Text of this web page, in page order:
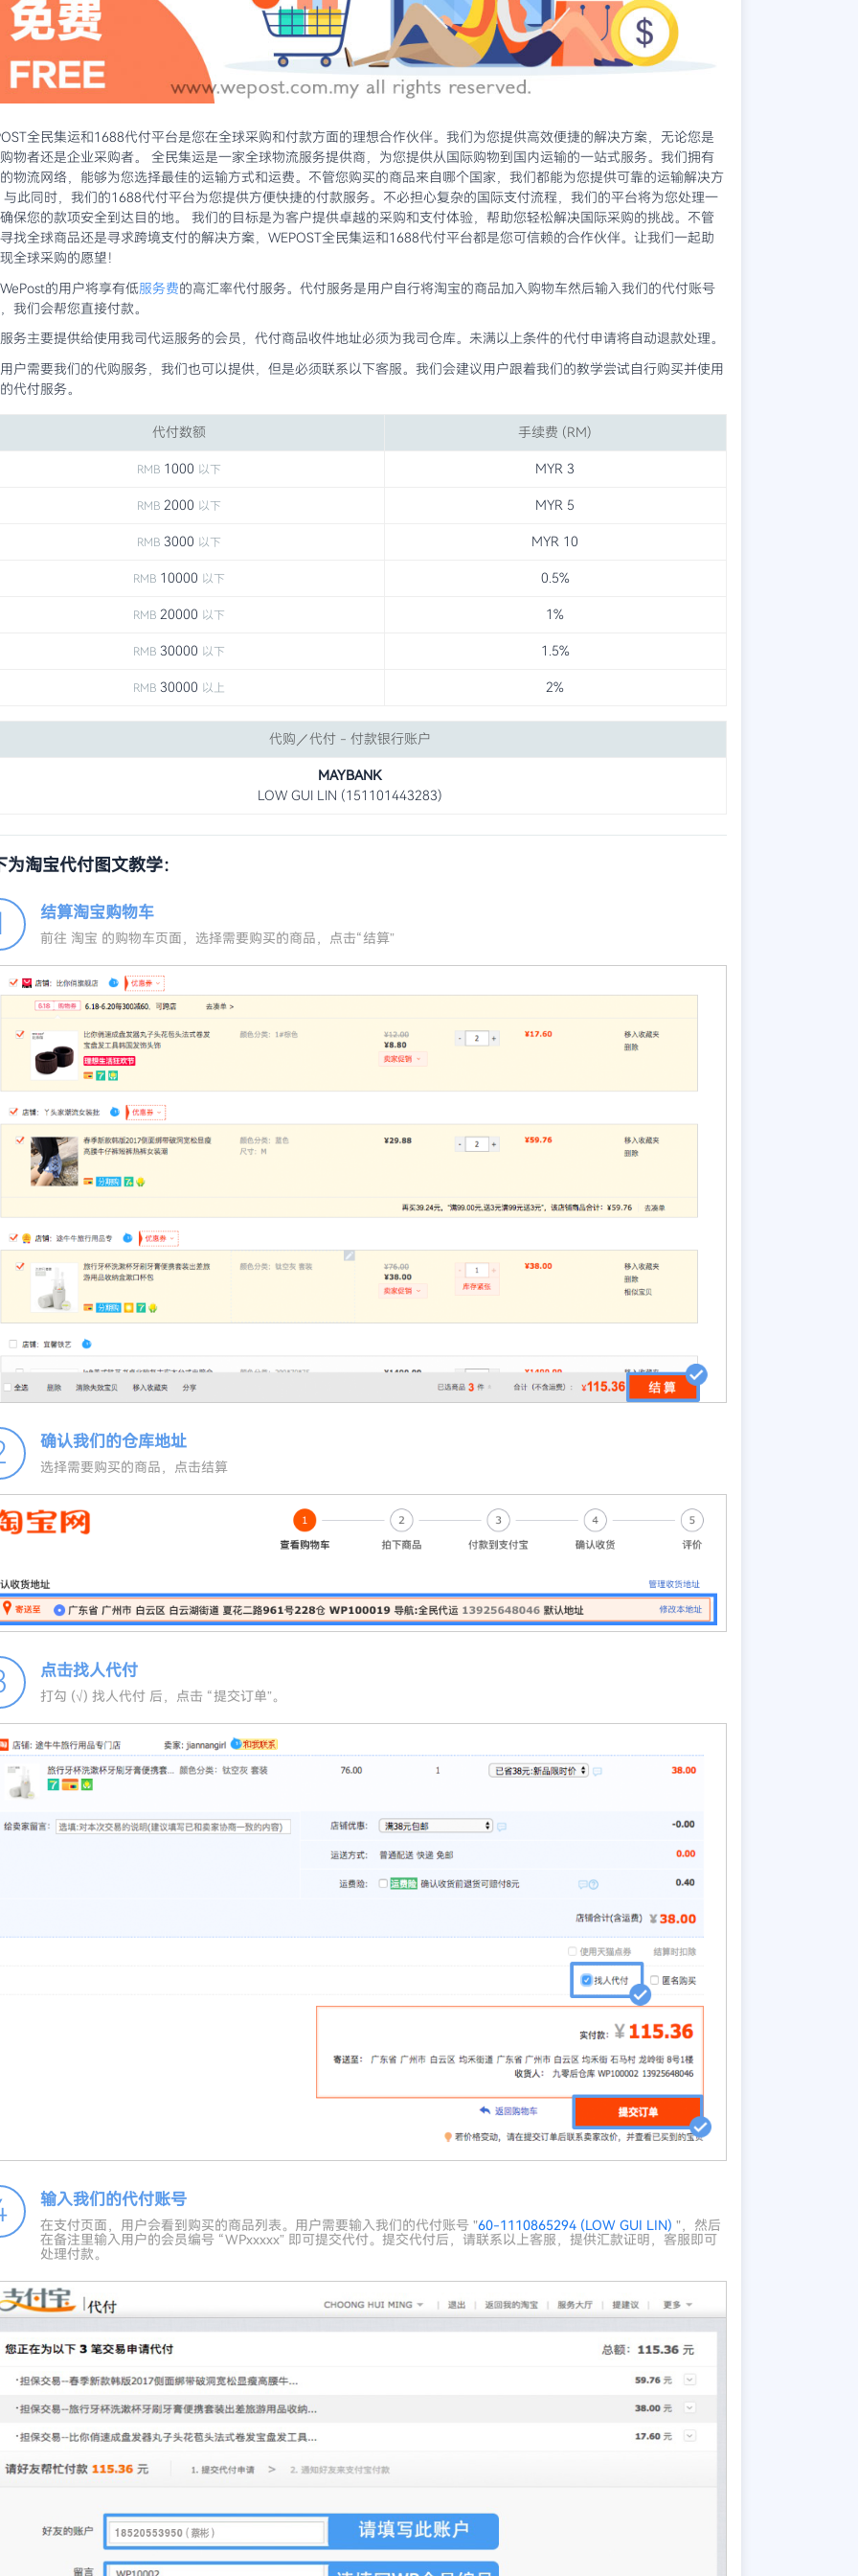
全民集运和1688代付平台是您在全球采购和付款方面的理想合作伙伴。我们为您提供高效便捷的解决方案，无论您是
物者还是企业采购者。 全民集运是一家全球物流服务提供商，为您提供从国际购物到国内运输的一站式服务。我们拥有
物流网络，能够为您选择最佳的运输方式和运费。不管您购买的商品来自哪个国家，我们都能为您提供可靠的运输解决方
与此同时，我们的1688代付平台为您提供方便快捷的付款服务。不必担心复杂的国际支付流程，我们的平台将为您处理一
保您的款项安全到达目的地。 我们的目标是为客户提供卓越的采购和支付体验，帮助您轻松解决国际采购的挑战。不管
找全球商品还是寻求跨境支付的解决方案，WEPOST全民集运和1688代付平台都是您可信赖的合作伙伴。让我们一起助
全球采购的愿望！
的用户将享有低服务费的高汇率代付服务。代付服务是用户自行将淘宝的商品加入购物车然后输入我们的代付账号
我们会帮您直接付款。
务主要提供给使用我司代运服务的会员，代付商品收件地址必须为我司仓库。未满以上条件的代付申请将自动退款处理。
户需要我们的代购服务，我们也可以提供，但是必须联系以下客服。我们会建议用户跟着我们的教学尝试自行购买并使用
代付服务。
代付数额 手续费 (RM)
RMB1000 以下 MYR 3
RMB2000 以下 MYR 5
RMB3000 以下 MYR 10
RMB10000 以下 0.5%
RMB20000 以下 1%
RMB30000 以下 1.5%
RMB30000 以上 2%
代购／代付 - 付款银行账户
MAYBANK
LOW GUI LIN (151101443283)
为淘宝代付图文教学：
结算淘宝购物车
前往 淘宝 的购物车页面，选择需要购买的商品，点击“结算”
确认我们的仓库地址
选择需要购买的商品，点击结算
点击找人代付
打勾 (√) 找人代付 后，点击 “提交订单”。
输入我们的代付账号
在支付页面，用户会看到购买的商品列表。用户需要输入我们的代付账号 "60-1110865294 (LOW GUI LIN) "，然后
在备注里输入用户的会员编号 “WPxxxxx” 即可提交代付。提交代付后，请联系以上客服，提供汇款证明，客服即可
处理付款。